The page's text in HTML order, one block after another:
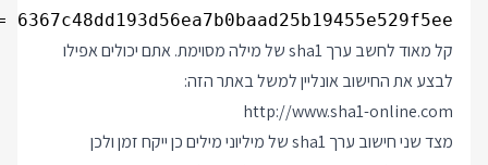
קל מאוד לחשב ערך sha1 של מילה מסוימת. אתם יכולים אפילו
לבצע את החישוב אונליין למשל באתר הזה:
http://www.sha1-online.com
מצד שני חישוב ערך sha1 של מיליוני מילים כן ייקח זמן ולכן